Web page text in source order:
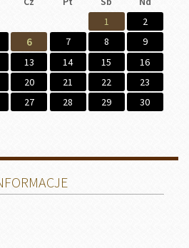
1
2
6 7 8
9
13 14 15
16
20 21 22
23
27 28 29
30